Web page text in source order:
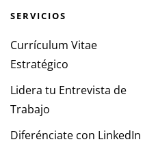
SERVICIOS
Currículum Vitae
Estratégico
Lidera tu Entrevista de
Trabajo
Diferénciate con LinkedIn